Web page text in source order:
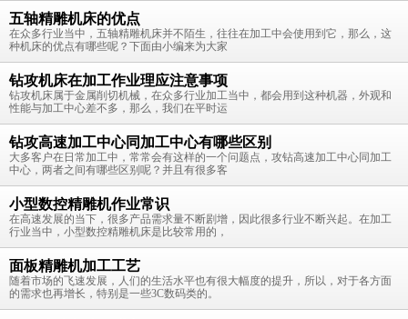
五轴精雕机床的优点
在众多行业当中，五轴精雕机床并不陌生，往往在加工中会使用到它，那么，这
种机床的优点有哪些呢？下面由小编来为大家
钻攻机床在加工作业理应注意事项
钻攻机床属于金属削切机械，在众多行业加工当中，都会用到这种机器，外观和
性能与加工中心差不多，那么，我们在平时运
钻攻高速加工中心同加工中心有哪些区别
大多客户在日常加工中，常常会有这样的一个问题点，攻钻高速加工中心同加工
中心，两者之间有哪些区别呢？并且有很多客
小型数控精雕机作业常识
在高速发展的当下，很多产品需求量不断剧增，因此很多行业不断兴起。在加工
行业当中，小型数控精雕机床是比较常用的，
面板精雕机加工工艺
随着市场的飞速发展，人们的生活水平也有很大幅度的提升，所以，对于各方面
的需求也再增长，特别是一些3C数码类的。